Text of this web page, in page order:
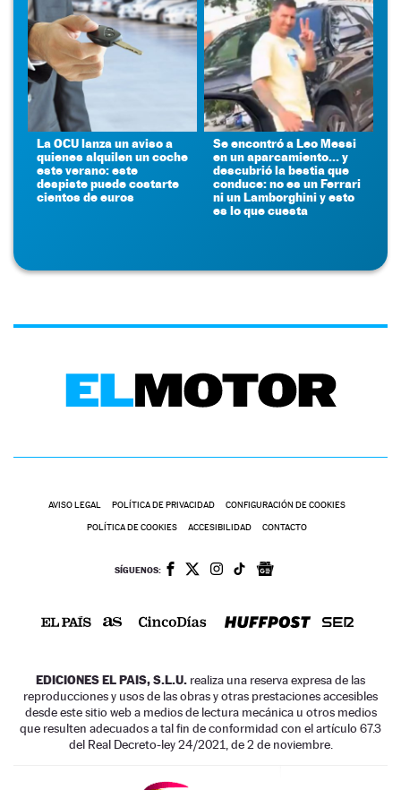
La OCU lanza un aviso a
quienes alquilen un coche
este verano: este
despiste puede costarte
cientos de euros
Se encontró a Leo Messi
en un aparcamiento... y
descubrió la bestia que
conduce: no es un Ferrari
ni un Lamborghini y esto
es lo que cuesta
AVISO LEGAL POLÍTICA DE PRIVACIDAD CONFIGURACIÓN DE COOKIES
POLÍTICA DE COOKIES ACCESIBILIDAD CONTACTO
SÍGUENOS:
EDICIONES EL PAIS, S.L.U. realiza una reserva expresa de las
reproducciones y usos de las obras y otras prestaciones accesibles
desde este sitio web a medios de lectura mecánica u otros medios
que resulten adecuados a tal fin de conformidad con el artículo 67.3
del Real Decreto-ley 24/2021, de 2 de noviembre.